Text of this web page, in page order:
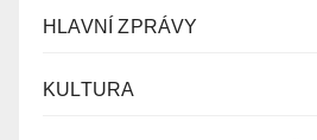
HLAVNÍ ZPRÁVY
KULTURA